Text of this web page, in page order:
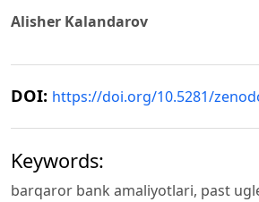
Alisher Kalandarov
DOI: https://doi.org/10.5281/
Keywords:
barqaror bank amaliyotlari, past